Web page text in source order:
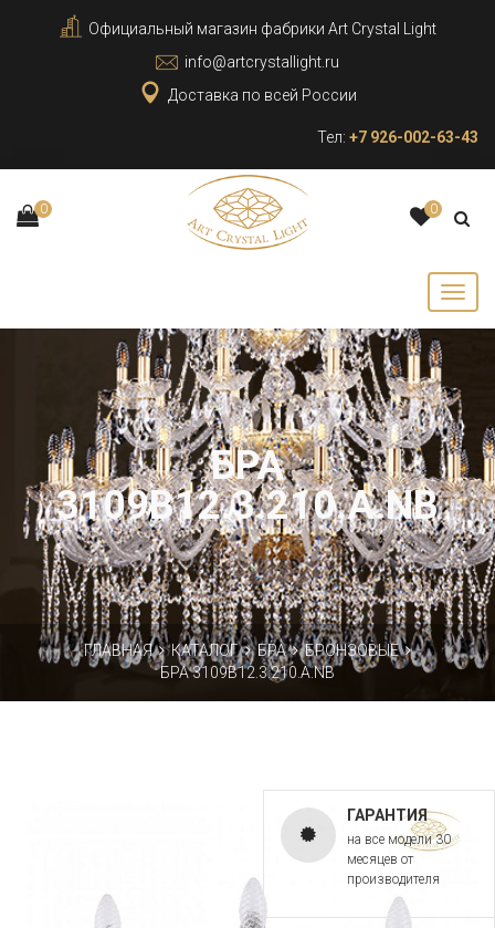
Официальный магазин фабрики Art Crystal Light
info@artcrystallight.ru
Доставка по всей России
Тел: +7 926-002-63-43
0 0
БРА
3109B12.3.210.A.NB
ГЛАВНАЯ КАТАЛОГ БРА
БРОНЗОВЫЕ
БРА 3109B12.3.210.A.NB
ГАРАНТИЯ
на все модели 30
месяцев от
производителя